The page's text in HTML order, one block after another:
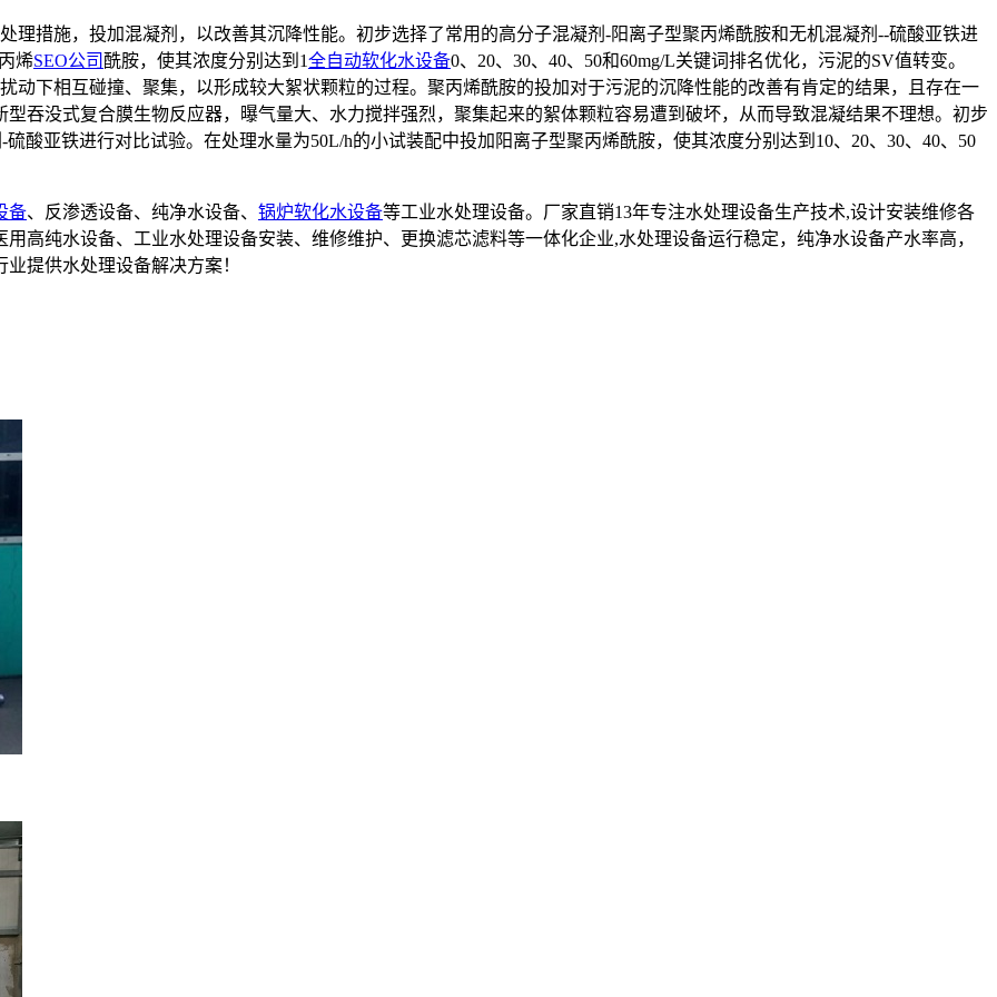
措施，投加混凝剂，以改善其沉降性能。初步选择了常用的高分子混凝剂-阳离子型聚丙烯酰胺和无机混凝剂--硫酸亚铁进
烯SEO公司 酰胺，使其浓度分别达到1全自动软化水设备0、20、30、40、50和60mg/L关键词排名优化，污泥的SV值转变。
下相互碰撞、聚集，以形成较大絮状颗粒的过程。聚丙烯酰胺的投加对于污泥的沉降性能的改善有肯定的结果，且存在一
吞没式复合膜生物反应器，曝气量大、水力搅拌强烈，聚集起来的絮体颗粒容易遭到破坏，从而导致混凝结果不理想。初步
酸亚铁进行对比试验。在处理水量为50L/h的小试装配中投加阳离子型聚丙烯酰胺，使其浓度分别达到10、20、30、40、50
备、反渗透设备、纯净水设备、 锅炉软化水设备等工业水处理设备。厂家直销13年专注水处理设备生产技术,设计安装维修各
高纯水设备、工业水处理设备安装、维修维护、更换滤芯滤料等一体化企业,水处理设备运行稳定，纯净水设备产水率高，
提供水处理设备解决方案！